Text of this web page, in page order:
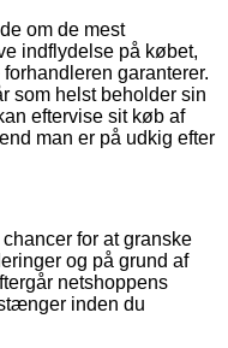
om de mest
indflydelse på købet,
garanterer.
som helst beholder sin
eftervise sit køb af
man er på udkig efter
for at granske
og på grund af
netshoppens
inden du